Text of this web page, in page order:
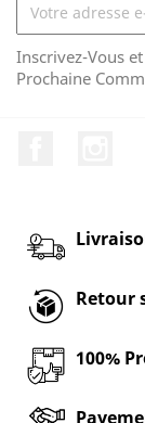
Inscrivez-Vous
Prochaine
Retour
100%